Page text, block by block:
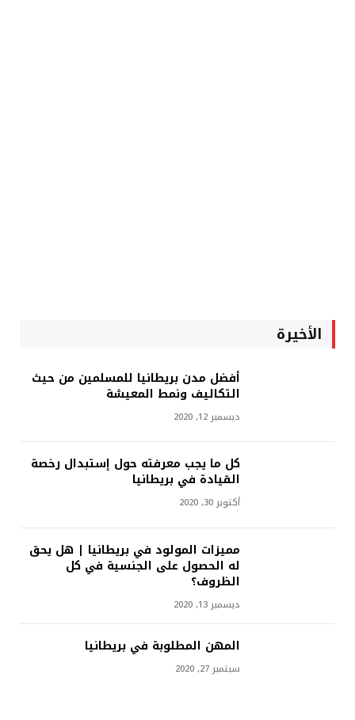
الأخيرة
أفضل مدن بريطانيا للمسلمين من حيث
التكاليف ونمط المعيشة
ديسمبر 12, 2020
كل ما يجب معرفته حول إستبدال رخصة
القيادة في بريطانيا
أكتوبر 30, 2020
مميزات المولود في بريطانيا | هل يحق
له الحصول على الجنسية في كل
الظروف؟
ديسمبر 13, 2020
المهن المطلوبة في بريطانيا
سبتمبر 27, 2020